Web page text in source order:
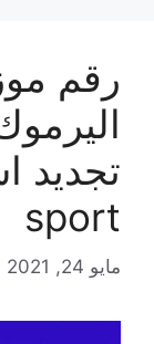
رقم
sport
مايو 24, 2021